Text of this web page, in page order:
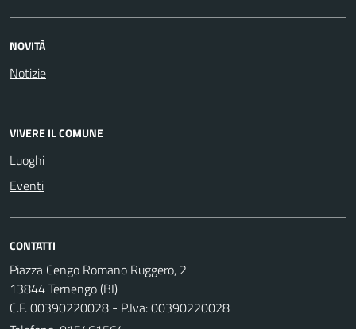
NOVITÀ
Notizie
VIVERE IL COMUNE
Luoghi
Eventi
CONTATTI
Piazza Cengo Romano Ruggero, 2
13844 Ternengo (BI)
C.F. 00390220028 - P.Iva: 00390220028